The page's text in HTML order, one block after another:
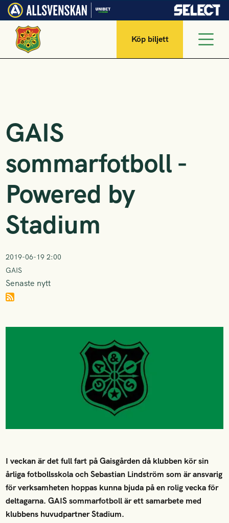
Köp biljett
GAIS
sommarfotboll -
Powered by
Stadium
2019-06-19 2:00
GAIS
Senaste nytt
I veckan är det full fart på Gaisgården då klubben kör sin
årliga fotbollsskola och Sebastian Lindström som är ansvarig
för verksamheten hoppas kunna bjuda på en rolig vecka för
deltagarna. GAIS sommarfotboll är ett samarbete med
klubbens huvudpartner Stadium.